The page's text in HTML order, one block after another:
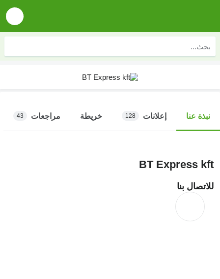
نبذة عنا إعلانات 128 خريطة مراجعات 43
BT Express kft
للاتصال بنا